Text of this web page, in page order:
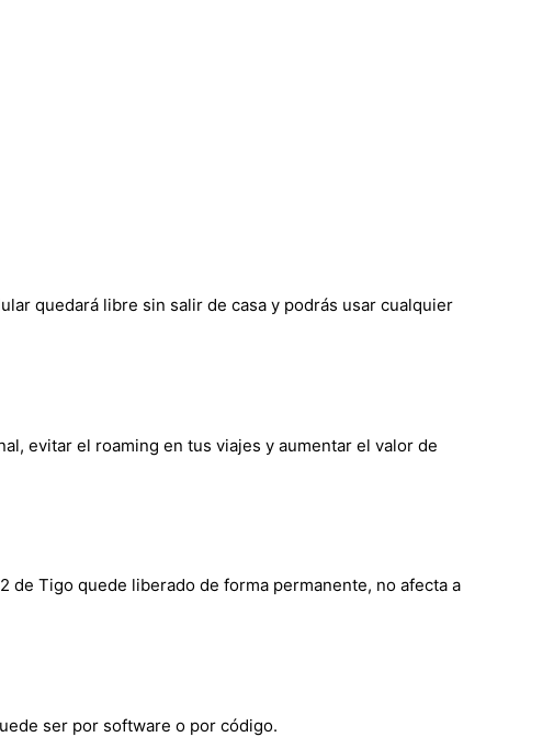
quedará libre sin salir de casa y podrás usar cualquier
evitar el roaming en tus viajes y aumentar el valor de
de Tigo quede liberado de forma permanente, no afecta a
ser por software o por código.